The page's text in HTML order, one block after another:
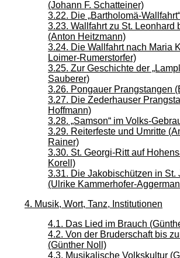
(Johann F. Schatteiner)
3.22. Die „Bartholomä-
3.23. Wallfahrt zu St. Leonhard
(Anton Heitzmann)
3.24. Die Wallfahrt nach Maria
Loimer-Rumerstorfer)
3.25. Zur Geschichte der
Sauberer)
3.26. Pongauer Prangstangen
3.27. Die Zederhauser
Hoffmann)
3.28. „Samson“ im Volks-
3.29. Reiterfeste und Umritte
Rainer)
3.30. St. Georgi-Ritt auf
Korell)
3.31. Die Jakobischützen in St.
(Ulrike Kammerhofer-
4. Musik, Wort, Tanz, Institutionen
4.1. Das Lied im Brauch
4.2. Von der Bruderschaft bis
(Günther Noll)
4.3. Musikalische Volkskultur